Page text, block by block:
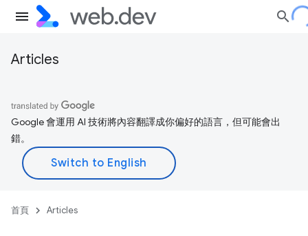
Articles
Google 會運用 AI 技術將內容翻譯成你偏好的語言，但可能會出
錯。
首頁 Articles